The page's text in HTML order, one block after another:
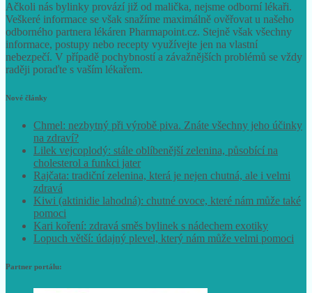
Ačkoli nás bylinky provází již od malička, nejsme odborní lékaři.
Veškeré informace se však snažíme maximálně ověřovat u našeho
odborného partnera lékáren Pharmapoint.cz. Stejně však všechny
informace, postupy nebo recepty využívejte jen na vlastní
nebezpečí. V případě pochybností a závažnějších problémů se vždy
raději poraďte s vaším lékařem.
Nové články
Chmel: nezbytný při výrobě piva. Znáte všechny jeho účinky
na zdraví?
Lilek vejcoplodý: stále oblíbenější zelenina, působící na
cholesterol a funkci jater
Rajčata: tradiční zelenina, která je nejen chutná, ale i velmi
zdravá
Kiwi (aktinidie lahodná): chutné ovoce, které nám může také
pomoci
Kari koření: zdravá směs bylinek s nádechem exotiky
Lopuch větší: údajný plevel, který nám může velmi pomoci
Partner portálu: